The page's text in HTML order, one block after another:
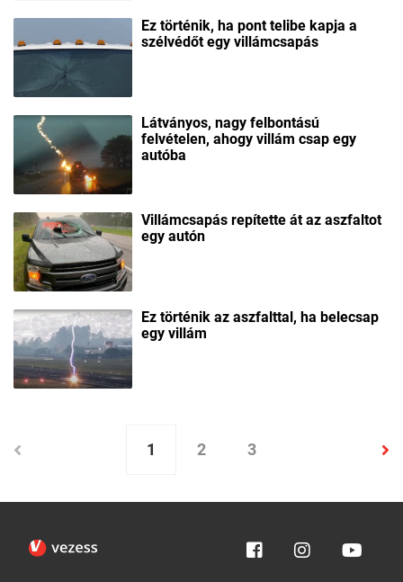
Ez történik, ha pont telibe kapja a
szélvédőt egy villámcsapás
Látványos, nagy felbontású
felvételen, ahogy villám csap egy
autóba
Villámcsapás repítette át az aszfaltot
egy autón
Ez történik az aszfalttal, ha belecsap
egy villám
1 2 3